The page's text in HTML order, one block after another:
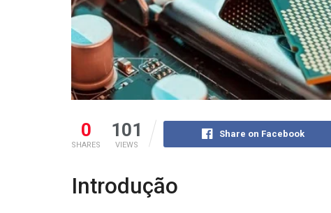
0
SHARES
101
VIEWS
Share on Facebook
Introdução